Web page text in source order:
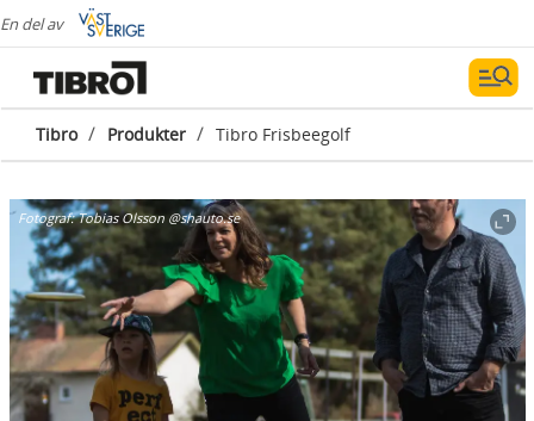
En del av
Tibro / Produkter / Tibro Frisbeegolf
Fotograf:Tobias Olsson @shauto.se